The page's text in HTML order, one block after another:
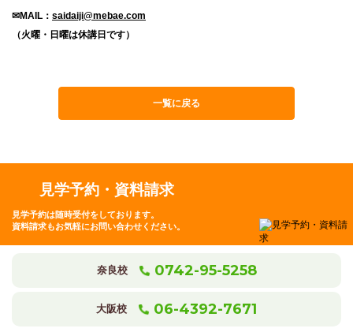
✉MAIL： saidaiji@mebae.com
（火曜・日曜は休講日です）
一覧に戻る
見学予約・資料請求
見学予約は随時受付をしております。
資料請求もお気軽にお問い合わせください。
奈良校 0742-95-5258
大阪校 06-4392-7671